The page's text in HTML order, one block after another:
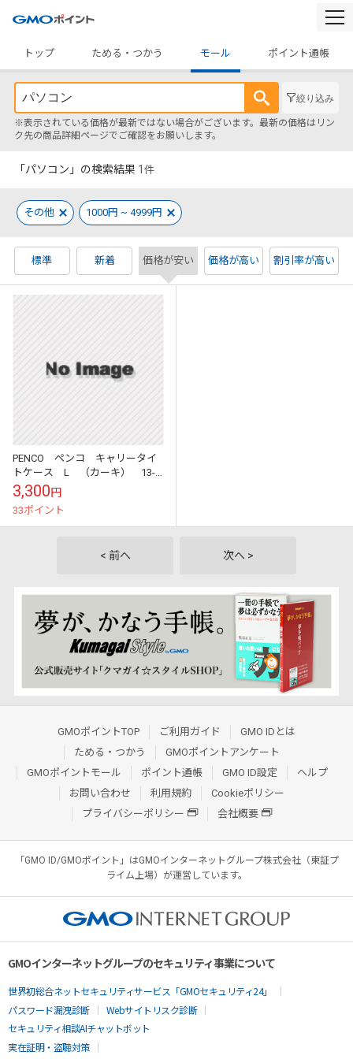
トップ
ためる・つかう モール ポイント通帳
絞り込み
※表示されている価格が最新ではない場合がございます。最新の価格はリン
ク先の商品詳細ページでご確認をお願いします。
「パソコン」の検索結果 1 件
その他 1000円 ~ 4999円
標準 新着 価格が安い 価格が高い 割引率が高い
PENCO ペンコ キャリータイ
トケース L （カーキ） 13-
14インチ パソコンケース
iPadケース ノートパソコン
PC ...
3,300円
33ポイント
< 前へ 次へ >
GMOポイントTOP ご利用ガイド
GMO IDとは
ためる・つかう
GMOポイントアンケート
GMOポイントモール
ポイント通帳 GMO ID設定
ヘルプ
お問い合わせ
利用規約
Cookieポリシー
プライバシーポリシー
会社概要
「GMO ID/GMOポイント」はGMOインターネットグループ株式会社（東証プ
ライム上場）が運営しています。
GMOインターネットグループのセキュリティ事業について
世界初総合ネットセキュリティサービス「GMOセキュリティ24」
パスワード漏洩診断
Webサイトリスク診断
セキュリティ相談AIチャットボット
実在証明・盗聴対策